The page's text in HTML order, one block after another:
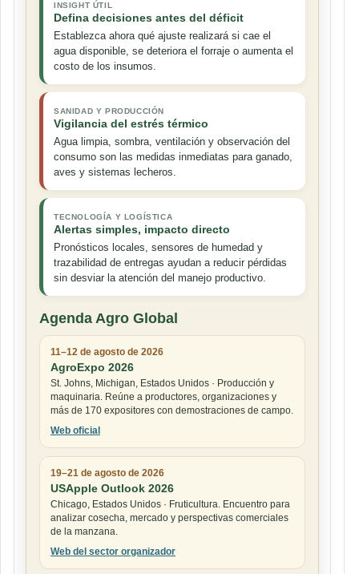
INSIGHT ÚTIL
Defina decisiones antes del déficit
Establezca ahora qué ajuste realizará si cae el
agua disponible, se deteriora el forraje o aumenta el
costo de los insumos.
SANIDAD Y PRODUCCIÓN
Vigilancia del estrés térmico
Agua limpia, sombra, ventilación y observación del
consumo son las medidas inmediatas para ganado,
aves y sistemas lecheros.
TECNOLOGÍA Y LOGÍSTICA
Alertas simples, impacto directo
Pronósticos locales, sensores de humedad y
trazabilidad de entregas ayudan a reducir pérdidas
sin desviar la atención del manejo productivo.
Agenda Agro Global
11–12 de agosto de 2026
AgroExpo 2026
St. Johns, Michigan, Estados Unidos · Producción y
maquinaria. Reúne a productores, organizaciones y
más de 170 expositores con demostraciones de campo.
Web oficial
19–21 de agosto de 2026
USApple Outlook 2026
Chicago, Estados Unidos · Fruticultura. Encuentro para
analizar cosecha, mercado y perspectivas comerciales
de la manzana.
Web del sector organizador